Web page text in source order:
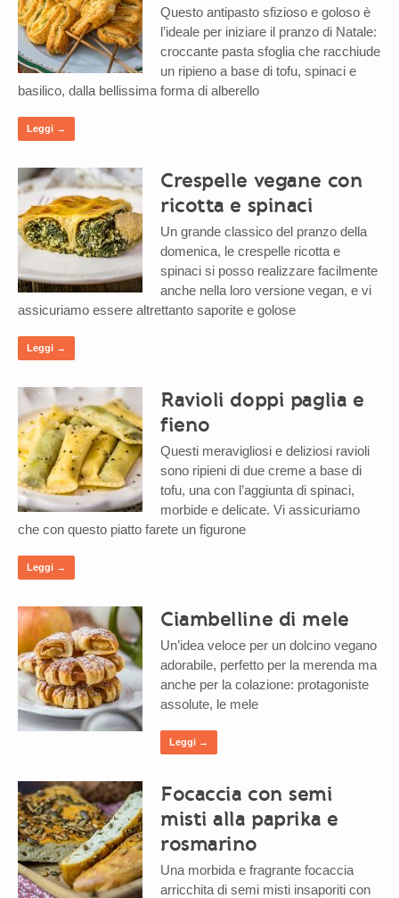
Questo antipasto sfizioso e goloso è
l’ideale per iniziare il pranzo di Natale:
croccante pasta sfoglia che racchiude
un ripieno a base di tofu, spinaci e
basilico, dalla bellissima forma di alberello
Leggi →
Crespelle vegane con
ricotta e spinaci
Un grande classico del pranzo della
domenica, le crespelle ricotta e
spinaci si posso realizzare facilmente
anche nella loro versione vegan, e vi
assicuriamo essere altrettanto saporite e golose
Leggi →
Ravioli doppi paglia e
fieno
Questi meravigliosi e deliziosi ravioli
sono ripieni di due creme a base di
tofu, una con l’aggiunta di spinaci,
morbide e delicate. Vi assicuriamo
che con questo piatto farete un figurone
Leggi →
Ciambelline di mele
Un’idea veloce per un dolcino vegano
adorabile, perfetto per la merenda ma
anche per la colazione: protagoniste
assolute, le mele
Leggi →
Focaccia con semi
misti alla paprika e
rosmarino
Una morbida e fragrante focaccia
arricchita di semi misti insaporiti con